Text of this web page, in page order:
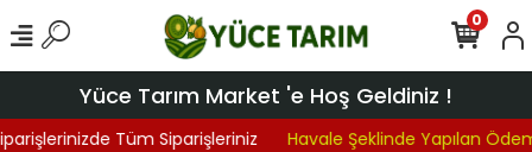
Yüce Tarım Market 'e Hoş Geldiniz !
Tüm Siparişleriniz Havale Şeklinde Yapılan
0